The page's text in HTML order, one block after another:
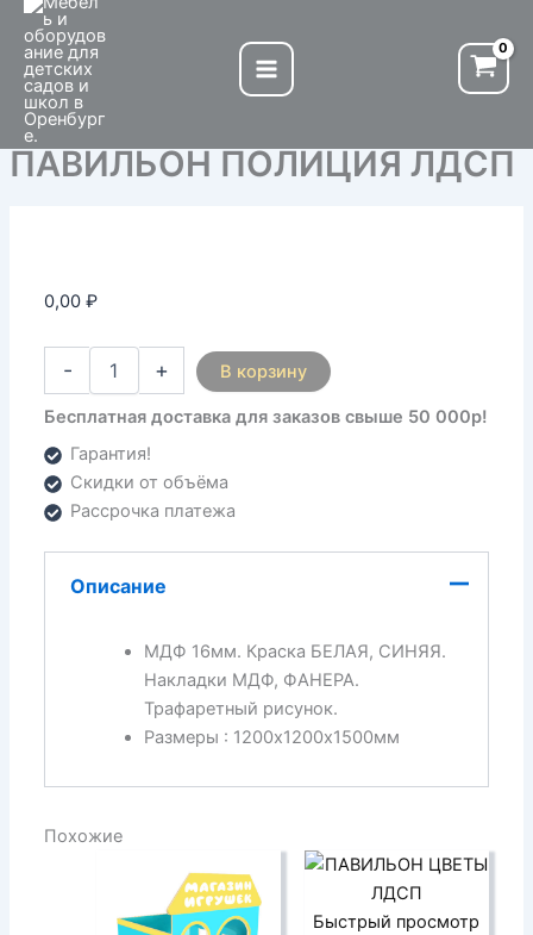
Перейти
содержимому
ПАВИЛЬОН ПОЛИЦИЯ ЛДСП
0,00₽
-
Количество
товара
ПАВИЛЬОН
ПОЛИЦИЯ
ЛДСП
+ В корзину
Бесплатная доставка для заказов свыше 50 000р!
Гарантия!
Скидки от объёма
Рассрочка платежа
Описание
МДФ 16мм. Краска БЕЛАЯ, СИНЯЯ.
Накладки МДФ, ФАНЕРА.
Трафаретный рисунок.
Размеры : 1200х1200х1500мм
Похожие
Быстрый просмотр